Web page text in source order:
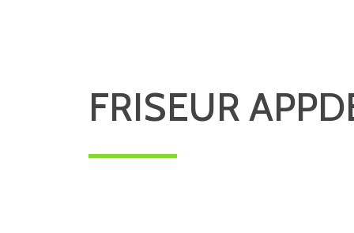
FRISEUR